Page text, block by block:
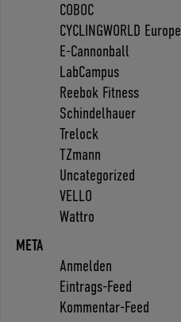
COBOC
CYCLINGWORLD Europe
E-Cannonball
LabCampus
Reebok Fitness
Schindelhauer
Trelock
TZmann
Uncategorized
VELLO
Wattro
META
Anmelden
Eintrags-Feed
Kommentar-Feed